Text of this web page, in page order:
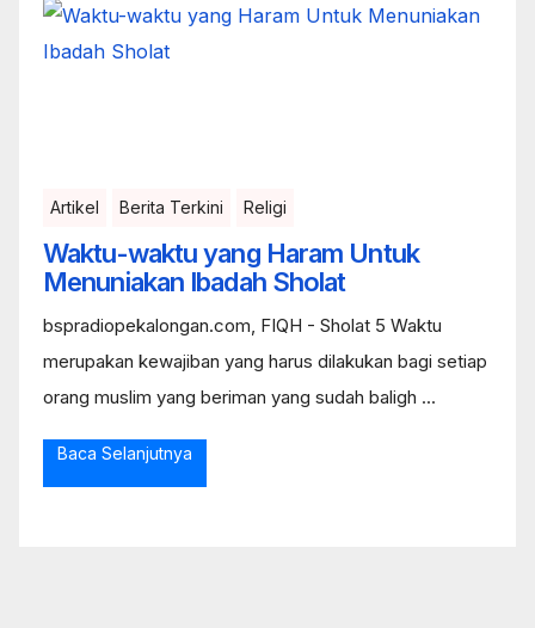
Artikel Berita Terkini Religi
Waktu-waktu yang Haram Untuk
Menuniakan Ibadah Sholat
bspradiopekalongan.com, FIQH - Sholat 5 Waktu
merupakan kewajiban yang harus dilakukan bagi setiap
orang muslim yang beriman yang sudah baligh ...
Baca Selanjutnya